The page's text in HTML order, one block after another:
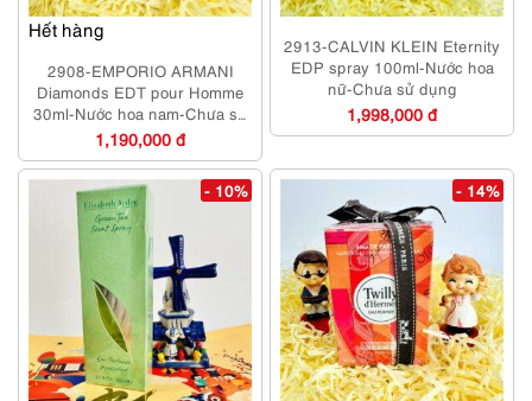
Hết hàng
2908-EMPORIO ARMANI
Diamonds EDT pour Homme
30ml-Nước hoa nam-Chưa sử
dụng
1,190,000 đ
2913-CALVIN KLEIN Eternity
EDP spray 100ml-Nước hoa
nữ-Chưa sử dụng
1,998,000 đ
- 10% - 14%